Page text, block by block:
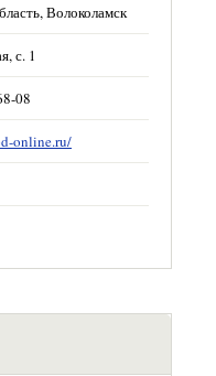
Волоколамск
с. 1
08
online.ru/